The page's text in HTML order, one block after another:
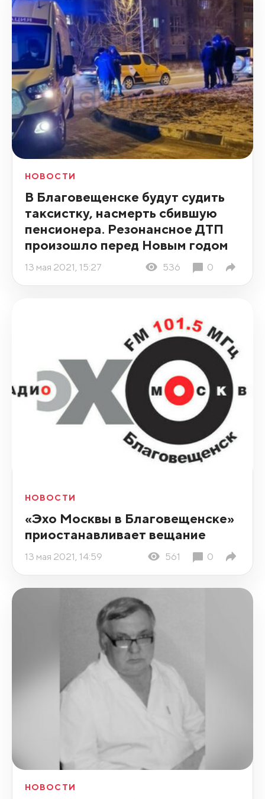
НОВОСТИ
В Благовещенске будут судить
таксистку, насмерть сбившую
пенсионера. Резонансное ДТП
произошло перед Новым годом
13 мая 2021, 15:27 536 0
НОВОСТИ
«Эхо Москвы в Благовещенске»
приостанавливает вещание
13 мая 2021, 14:59 561 0
НОВОСТИ